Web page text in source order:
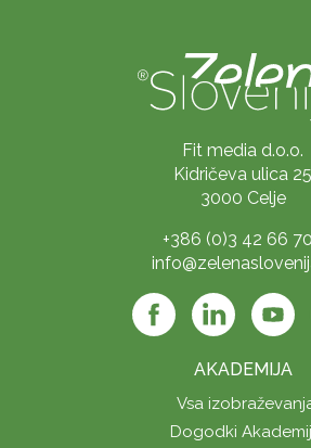
Fit media d.o.o.
Kidričeva ulica 25
3000 Celje
+386 (0)3 42 66
AKADEMIJA
Vsa
Dogodki